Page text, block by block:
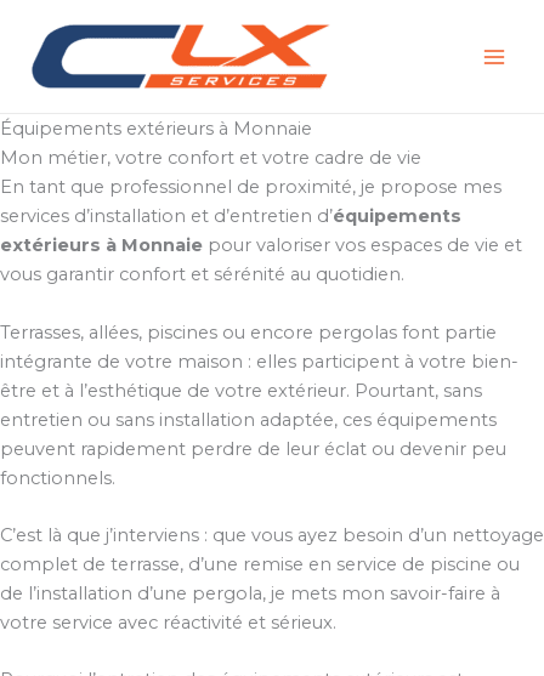
contenu
Équipements extérieurs à Monnaie
Mon métier, votre confort et votre cadre de vie
En tant que professionnel de proximité, je propose mes
services d’installation et d’entretien d’équipements
extérieurs à Monnaie pour valoriser vos espaces de vie et
vous garantir confort et sérénité au quotidien.
Terrasses, allées, piscines ou encore pergolas font partie
intégrante de votre maison : elles participent à votre bien-
être et à l’esthétique de votre extérieur. Pourtant, sans
entretien ou sans installation adaptée, ces équipements
peuvent rapidement perdre de leur éclat ou devenir peu
fonctionnels.
C’est là que j’interviens : que vous ayez besoin d’un nettoyage
complet de terrasse, d’une remise en service de piscine ou
de l’installation d’une pergola, je mets mon savoir-faire à
votre service avec réactivité et sérieux.